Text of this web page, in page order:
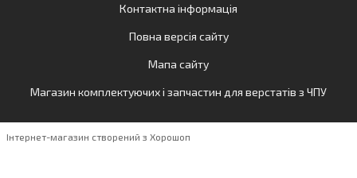
Контактна інформація
Повна версія сайту
Мапа сайту
Магазин комплектуючих і запчастин для верстатів з ЧПУ
Інтернет-магазин створений з Хорошоп